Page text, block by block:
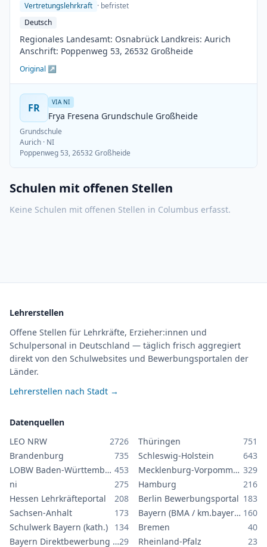
Vertretungslehrkraft · befristet
Deutsch
Regionales Landesamt: Osnabrück Landkreis: Aurich
Anschrift: Poppenweg 53, 26532 Großheide
Original ↗
FR VIA NI
Frya Fresena Grundschule Großheide
Grundschule
Aurich · NI
Poppenweg 53, 26532 Großheide
Schulen mit offenen Stellen
Keine Schulen mit offenen Stellen in Columbus erfasst.
Lehrerstellen
Offene Stellen für Lehrkräfte, Erzieher:innen und
Schulpersonal in Deutschland — täglich frisch aggregiert
direkt von den Schulwebsites und Bewerbungsportalen der
Länder.
Lehrerstellen nach Stadt →
Datenquellen
LEO NRW
2726 Thüringen
751
Brandenburg
735 Schleswig-Holstein
643
LOBW Baden-Württemberg 453 Mecklenburg-Vorpommern 329
ni
275 Hamburg
216
Hessen Lehrkräfteportal
208 Berlin Bewerbungsportal 183
Sachsen-Anhalt
173 Bayern (BMA / km.bayern.de) 160
Schulwerk Bayern (kath.)
134 Bremen
40
Bayern Direktbewerbung GS/MS29 Rheinland-Pfalz 23